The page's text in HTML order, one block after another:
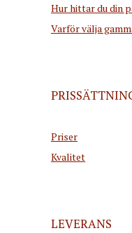
Hur hittar du din
Varför välja
Priser
Kvalitet
LEVERANS